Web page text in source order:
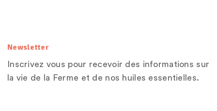
Newsletter
Inscrivez vous pour recevoir des informations sur
la vie de la Ferme et de nos huiles essentielles.